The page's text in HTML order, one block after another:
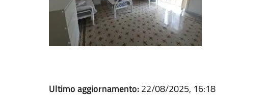
Ultimo aggiornamento:22/08/2025, 16:18